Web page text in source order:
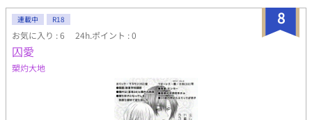
8
連載中 R18
お気に入り : 6 24h.ポイント : 0
囚愛
槊灼大地